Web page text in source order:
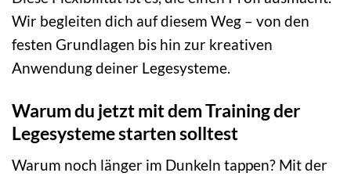
Wir begleiten dich auf diesem Weg – von den
festen Grundlagen bis hin zur kreativen
Anwendung deiner Legesysteme.
Warum du jetzt mit dem Training der
Legesysteme starten solltest
Warum noch länger im Dunkeln tappen? Mit der